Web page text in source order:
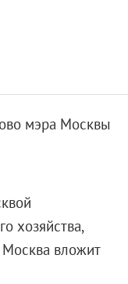
мэра Москвы
хозяйства,
вложит